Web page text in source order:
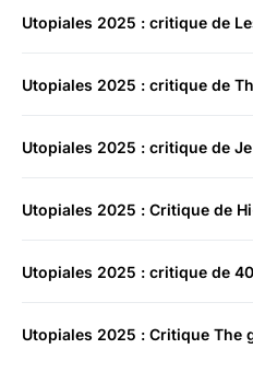
Utopiales 2025 : critique de
Utopiales 2025 : critique de
Utopiales 2025 : critique de
Utopiales 2025 : Critique de
Utopiales 2025 : critique de
Utopiales 2025 : Critique The